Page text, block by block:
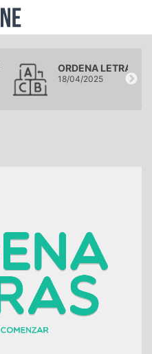
ORDENA LETRAS
18/04/2025